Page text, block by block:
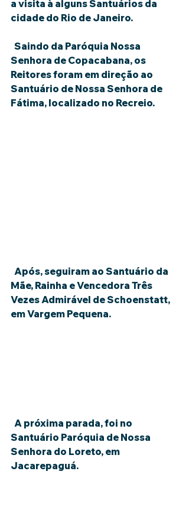
a visita à alguns Santuários da
cidade do Rio de Janeiro.
Senhora de Copacabana, os
Reitores foram em direção ao
Santuário de Nossa Senhora de
Fátima, localizado no Recreio.
Mãe, Rainha e Vencedora Três
Vezes Admirável de Schoenstatt,
em Vargem Pequena.
Santuário Paróquia de Nossa
Senhora do Loreto, em
Jacarepaguá.